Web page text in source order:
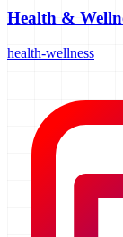
Health &
health-wellness